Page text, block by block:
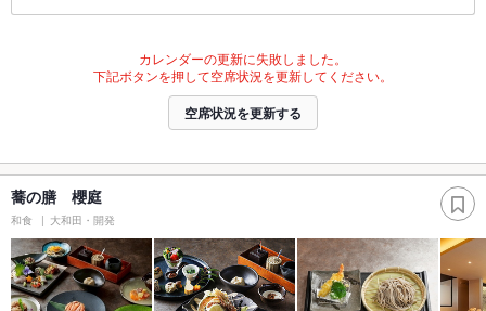
カレンダーの更新に失敗しました。
下記ボタンを押して空席状況を更新してください。
空席状況を更新する
蕎の膳 櫻庭
和食 大和田・開発